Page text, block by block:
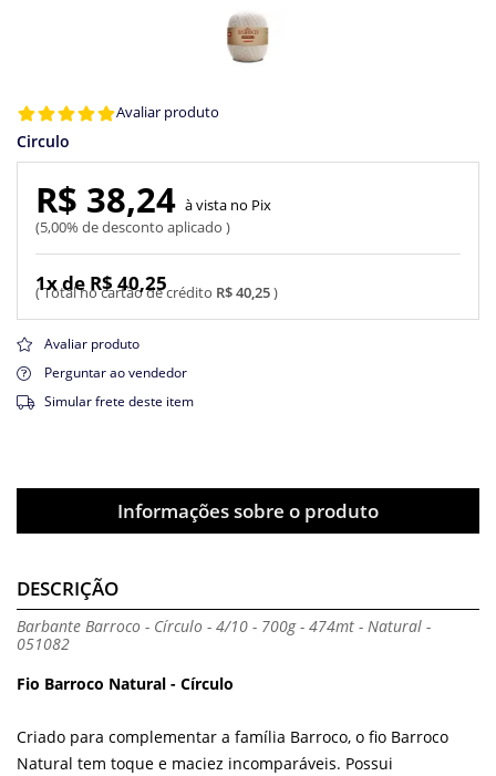
Avaliar produto
Circulo
R$ 40,25
1x de R$ 40,25
R$ 38,24
5,00% de desconto aplicado
Pix
Avaliar produto
Perguntar ao vendedor
Simular frete deste item
Informações sobre o produto
DESCRIÇÃO
Barbante Barroco - Círculo - 4/10 - 700g - 474mt - Natural -
051082
Fio Barroco Natural - Círculo
Criado para complementar a família Barroco, o fio Barroco
Natural tem toque e maciez incomparáveis. Possui